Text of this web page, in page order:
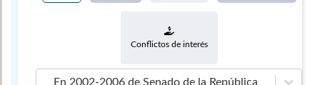
Conflictos de interés
En 2002-2006 de Senado de la República